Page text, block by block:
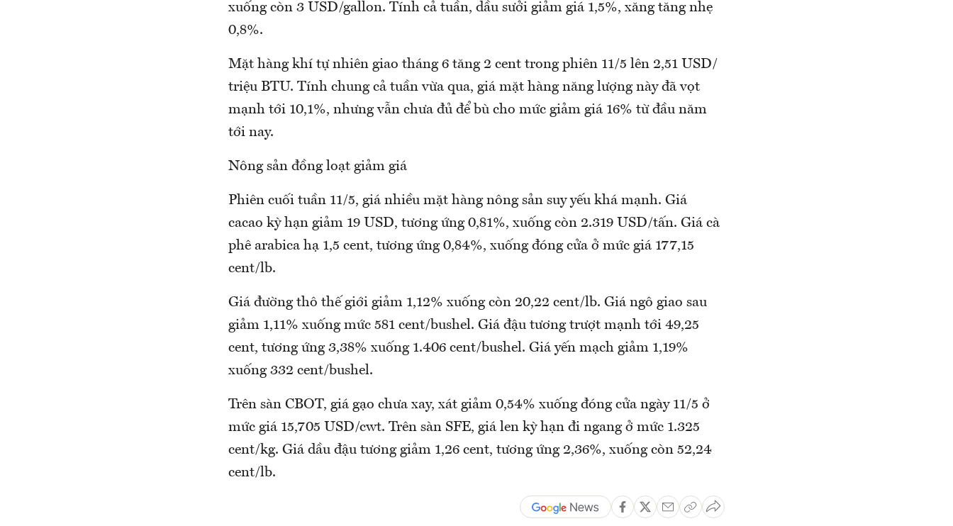
xuống còn 3 USD/gallon. Tính cả tuần, dầu sưởi giảm giá 1,5%, xăng tăng nhẹ
0,8%.
Mặt hàng khí tự nhiên giao tháng 6 tăng 2 cent trong phiên 11/5 lên 2,51 USD/
triệu BTU. Tính chung cả tuần vừa qua, giá mặt hàng năng lượng này đã vọt
mạnh tới 10,1%, nhưng vẫn chưa đủ để bù cho mức giảm giá 16% từ đầu năm
tới nay.
Nông sản đồng loạt giảm giá
Phiên cuối tuần 11/5, giá nhiều mặt hàng nông sản suy yếu khá mạnh. Giá
cacao kỳ hạn giảm 19 USD, tương ứng 0,81%, xuống còn 2.319 USD/tấn. Giá cà
phê arabica hạ 1,5 cent, tương ứng 0,84%, xuống đóng cửa ở mức giá 177,15
cent/lb.
Giá đường thô thế giới giảm 1,12% xuống còn 20,22 cent/lb. Giá ngô giao sau
giảm 1,11% xuống mức 581 cent/bushel. Giá đậu tương trượt mạnh tới 49,25
cent, tương ứng 3,38% xuống 1.406 cent/bushel. Giá yến mạch giảm 1,19%
xuống 332 cent/bushel.
Trên sàn CBOT, giá gạo chưa xay, xát giảm 0,54% xuống đóng cửa ngày 11/5 ở
mức giá 15,705 USD/cwt. Trên sàn SFE, giá len kỳ hạn đi ngang ở mức 1.325
cent/kg. Giá dầu đậu tương giảm 1,26 cent, tương ứng 2,36%, xuống còn 52,24
cent/lb.